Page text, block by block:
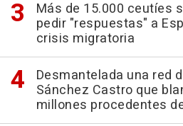
Más de 15.000 ceutíes
pedir "respuestas" a
crisis migratoria
Desmantelada una red
Sánchez Castro que
millones procedentes